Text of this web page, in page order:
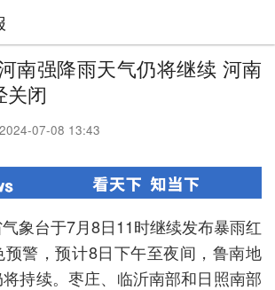
南强降雨天气仍将继续 河南
关闭
2024-07-08 13:43
象台于7月8日11时继续发布暴雨红
警，预计8日下午至夜间，鲁南地
持续。枣庄、临沂南部和日照南部